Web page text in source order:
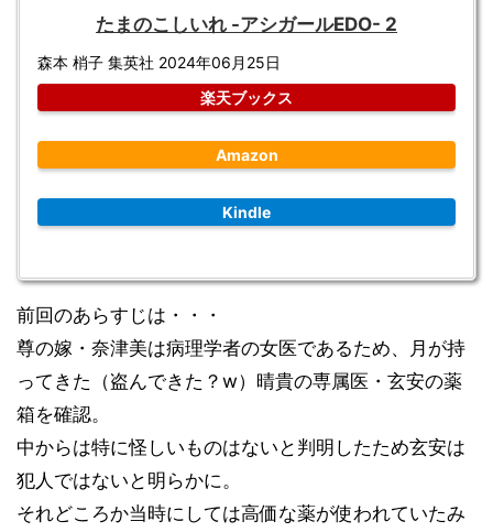
たまのこしいれ -アシガールEDO- 2
森本 梢子 集英社 2024年06月25日
楽天ブックス
Amazon
Kindle
前回のあらすじは・・・
尊の嫁・奈津美は病理学者の女医であるため、
月が持
ってきた（盗んできた？w）晴貴の専属医・玄安の薬
箱を確認。
中からは特に怪しいものはないと判明したため玄安は
犯人ではないと明らかに。
それどころか当時にしては高価な薬が使われていたみ